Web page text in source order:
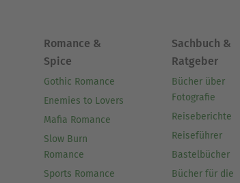
Romance &
Spice
Gothic Romance
Enemies to Lovers
Mafia Romance
Slow Burn
Romance
Sports Romance
Sachbuch &
Ratgeber
Bücher über
Fotografie
Reiseberichte
Reiseführer
Bastelbücher
Bücher für die